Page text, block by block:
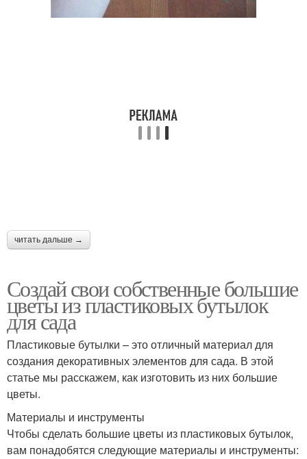
читать дальше →
Создай свои собственные большие
цветы из пластиковых бутылок
для сада
Пластиковые бутылки – это отличный материал для
создания декоративных элементов для сада. В этой
статье мы расскажем, как изготовить из них большие
цветы.
Материалы и инструменты
Чтобы сделать большие цветы из пластиковых бутылок,
вам понадобятся следующие материалы и инструменты: